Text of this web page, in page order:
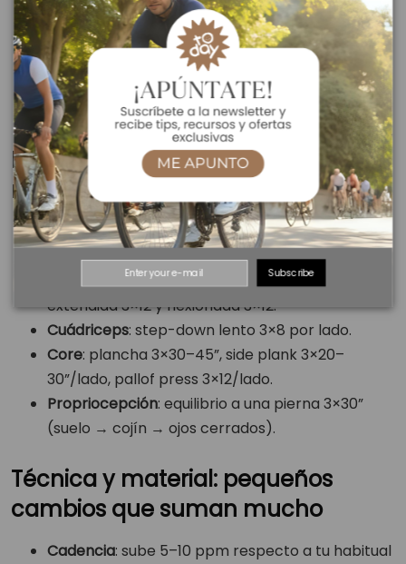
Prevención:calcetinestécnicos, vaselina/polvos
en zonas de roce, cordonadoespecífico para
fijar el mediopié, recorta uñas rectas.
En carrera:
compeedo taping al primer aviso;
cambia calcetines si están empapados.
Plan de prevención en 15–20
minutos (2×/sem)
Glúteo y cadera: monster walks con banda 3×12;
sentadilla búlgara 3×8 por lado.
Gemelo/sóleo: elevaciones de talón con rodilla
extendida 3×12 y flexionada 3×12.
Cuádriceps: step-down lento 3×8 por lado.
Core: plancha 3×30–45”, side plank 3×20–
30”/lado, pallof press 3×12/lado.
Propriocepción: equilibrio a una pierna 3×30”
(suelo → cojín → ojos cerrados).
Técnica y material: pequeños
cambios que suman mucho
Cadencia: sube 5–10 ppm respecto a tu habitual
Subscribe